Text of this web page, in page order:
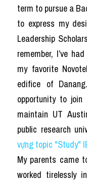
term to pursue a
to express my
Leadership
remember, I’ve
my favorite
edifice of
opportunity to
maintain UT
public research
vựng topic "Study"
My parents came
worked tirelessly